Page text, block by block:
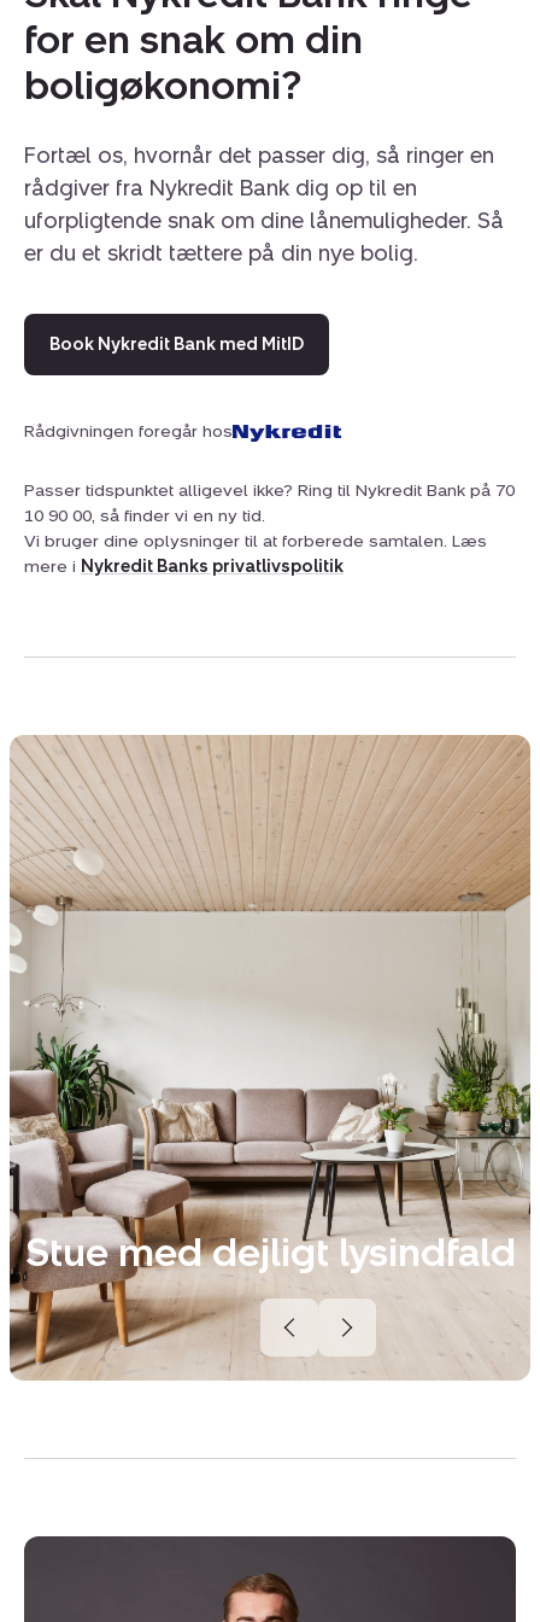
Slagelse.
for en snak om din
boligøkonomi?
Fortæl os, hvornår det passer dig, så ringer en
rådgiver fra Nykredit Bank dig op til en
uforpligtende snak om dine lånemuligheder. Så
er du et skridt tættere på din nye bolig.
Book Nykredit Bank med MitID
Rådgivningen foregår hos
Passer tidspunktet alligevel ikke? Ring til Nykredit Bank på 70
10 90 00, så finder vi en ny tid.
Vi bruger dine oplysninger til at forberede samtalen. Læs
mere i Nykredit Banks privatlivspolitik
Stue med dejligt lysindfald